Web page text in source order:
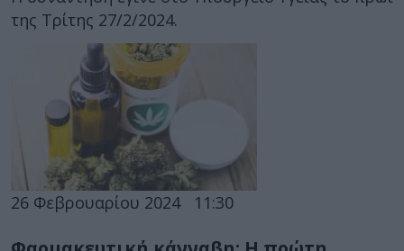
της Τρίτης 27/2/2024.
26 Φεβρουαρίου 2024 11:30